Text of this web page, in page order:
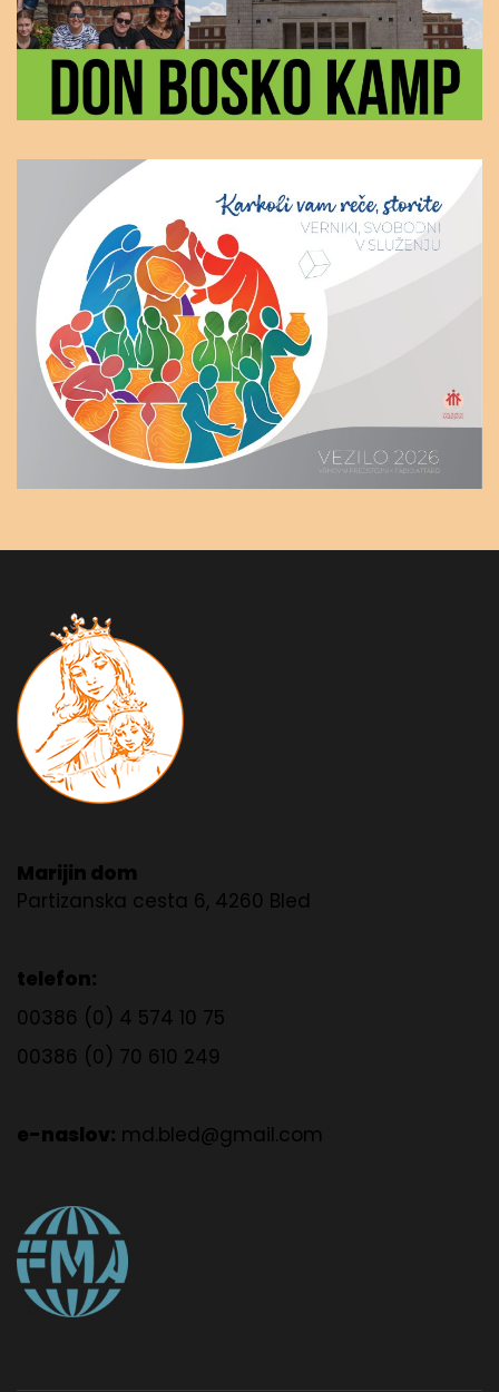
Marijin dom
Partizanska cesta 6, 4260 Bled
telefon:
00386 (0) 4 574 10 75
00386 (0) 70 610 249
e-naslov: md.bled@gmail.com